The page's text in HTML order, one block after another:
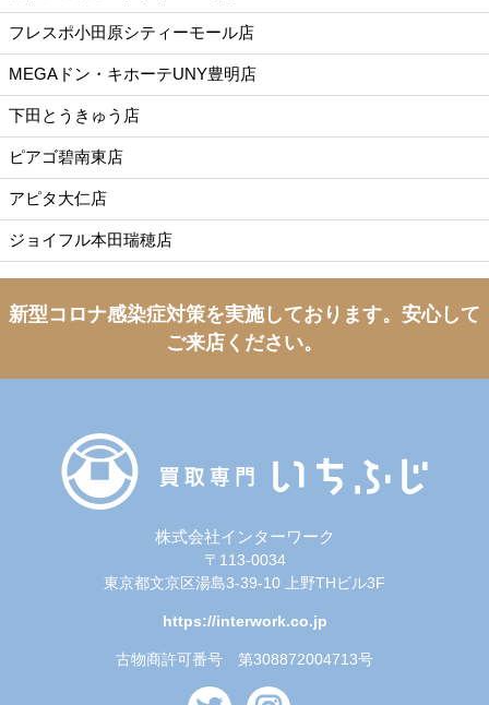
フレスポ小田原シティーモール店
MEGAドン・キホーテUNY豊明店
下田とうきゅう店
ピアゴ碧南東店
アピタ大仁店
ジョイフル本田瑞穂店
新型コロナ感染症対策を実施しております。 安心して
ご来店ください。
株式会社インターワーク
〒113-0034
東京都文京区湯島3-39-10 上野THビル3F
https://interwork.co.jp
古物商許可番号 第308872004713号